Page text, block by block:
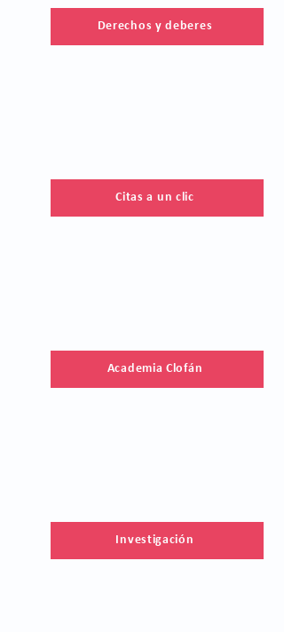
Derechos y deberes
Citas a un clic
Academia Clofán
Investigación